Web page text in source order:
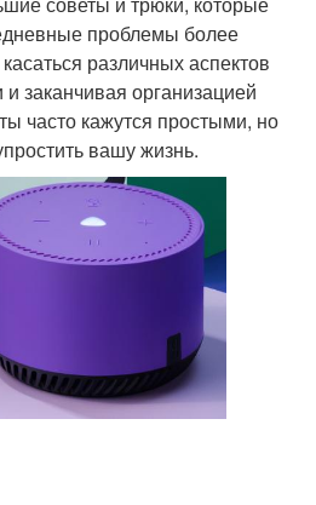
проблемы более
различных аспектов
заканчивая организацией
часто кажутся простыми, но
вашу жизнь.